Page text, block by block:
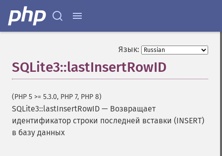
Язык:
SQLite3::lastInsertRowID
(PHP 5 >= 5.3.0, PHP 7, PHP 8)
SQLite3::lastInsertRowID — Возвращает
идентификатор строки последней вставки (INSERT)
в базу данных